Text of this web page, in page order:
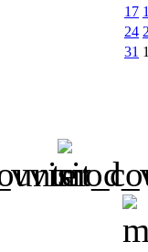
17
24
31